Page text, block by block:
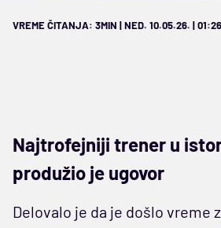
VREME ČITANJA: 3MIN | NED. 10.05.26. | 01:26
Najtrofejniji trener u
produžio je ugovor
Delovalo je da je došlo vreme